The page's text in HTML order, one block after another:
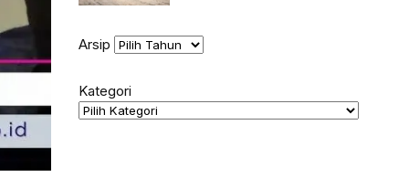
Arsip
Kategori